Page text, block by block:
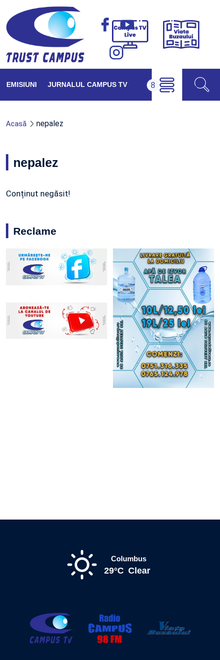
Campus
Viața
EMISIUNI JURNALUL CAMPUS TV
Acasă nepalez
nepalez
Conținut negăsit!
Reclame
Columbus
29°C Clear